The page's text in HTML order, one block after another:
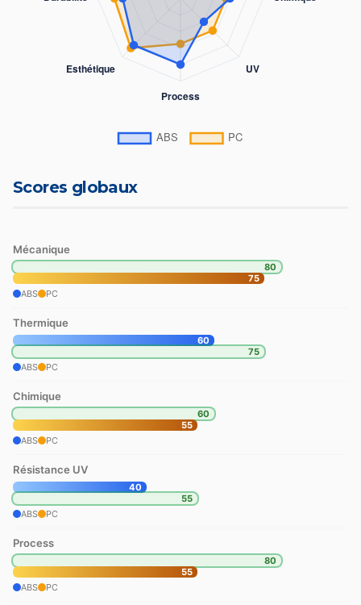
Scores globaux
Mécanique
80
75
ABS
PC
Thermique
60
75
ABS
PC
Chimique
60
55
ABS
PC
Résistance UV
40
55
ABS
PC
Process
80
55
ABS
PC